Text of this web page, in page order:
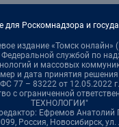
для Роскомнадзора и
издание «Томск онлайн»
службой по
и массовых
и дата принятия
ФС 77 – 83222 от 12.05.2022 г.
с ограниченной
ТЕХНОЛОГИИ"
Ефремов Анатолий
Россия, Новосибирск, ул.